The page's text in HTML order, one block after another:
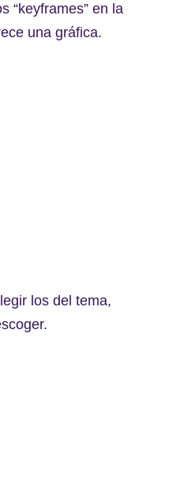
“keyframes” en la
una gráfica.
los del tema,